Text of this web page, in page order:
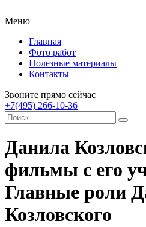
Меню
Главная
Фото работ
Полезные материалы
Контакты
Звоните прямо сейчас
+7(495) 266-10-36
Данила
фильмы с его
Главные роли
Козловского